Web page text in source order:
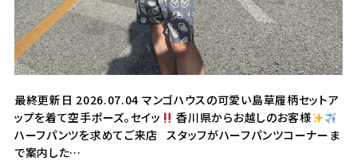
最終更新日 2026.07.04 マンゴハウスの可愛い島草履柄セットア
ップを着て空手ポーズ。セイッ
香川県からお越しのお客様
ハーフパンツを求めてご来店 スタッフがハーフパンツコーナーま
で案内した…